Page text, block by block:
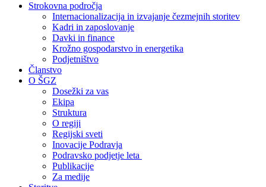
Strokovna področja
Internacionalizacija in izvajanje čezmejnih storitev
Kadri in zaposlovanje
Davki in finance
Krožno gospodarstvo in energetika
Podjetništvo
Članstvo
O ŠGZ
Dosežki za vas
Ekipa
Struktura
O regiji
Regijski sveti
Inovacije Podravja
Podravsko podjetje leta
Publikacije
Za medije